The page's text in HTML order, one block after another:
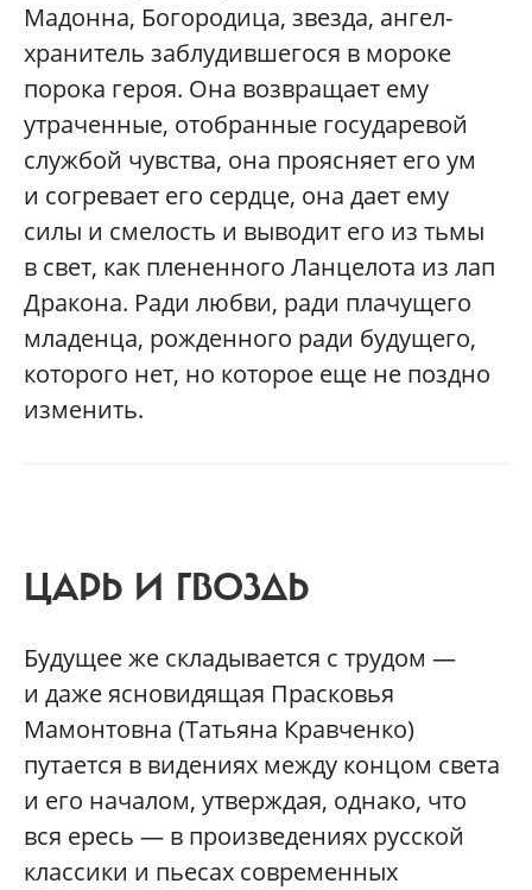
Мадонна, Богородица, звезда, ангел-
хранитель заблудившегося в мороке
порока героя. Она возвращает ему
утраченные, отобранные государевой
службой чувства, она проясняет его ум
и согревает его сердце, она дает ему
силы и смелость и выводит его из тьмы
в свет, как плененного Ланцелота из лап
Дракона. Ради любви, ради плачущего
младенца, рожденного ради будущего,
которого нет, но которое еще не поздно
изменить.
ЦАРЬ И ГВОЗДЬ
Будущее же складывается с трудом —
и даже ясновидящая Прасковья
Мамонтовна (Татьяна Кравченко)
путается в видениях между концом света
и его началом, утверждая, однако, что
вся ересь — в произведениях русской
классики и пьесах современных